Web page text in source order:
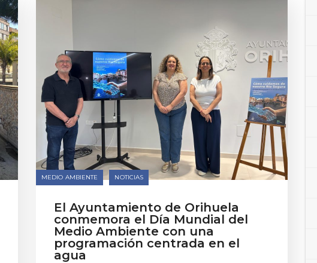
MEDIO AMBIENTE NOTICIAS
El Ayuntamiento de Orihuela
conmemora el Día Mundial del
Medio Ambiente con una
programación centrada en el
agua